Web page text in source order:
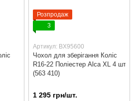
Розпродаж
3
Артикул: BX95600
Чохол для зберігання Коліс
R16-22 Поліестер Alca XL 4 шт
(563 410)
1 295 грн/шт.